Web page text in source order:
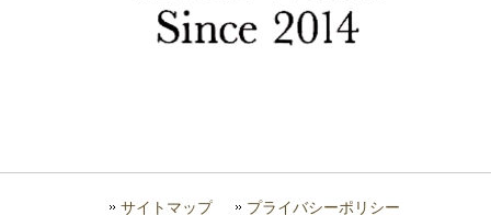
サイトマップ プライバシーポリシー